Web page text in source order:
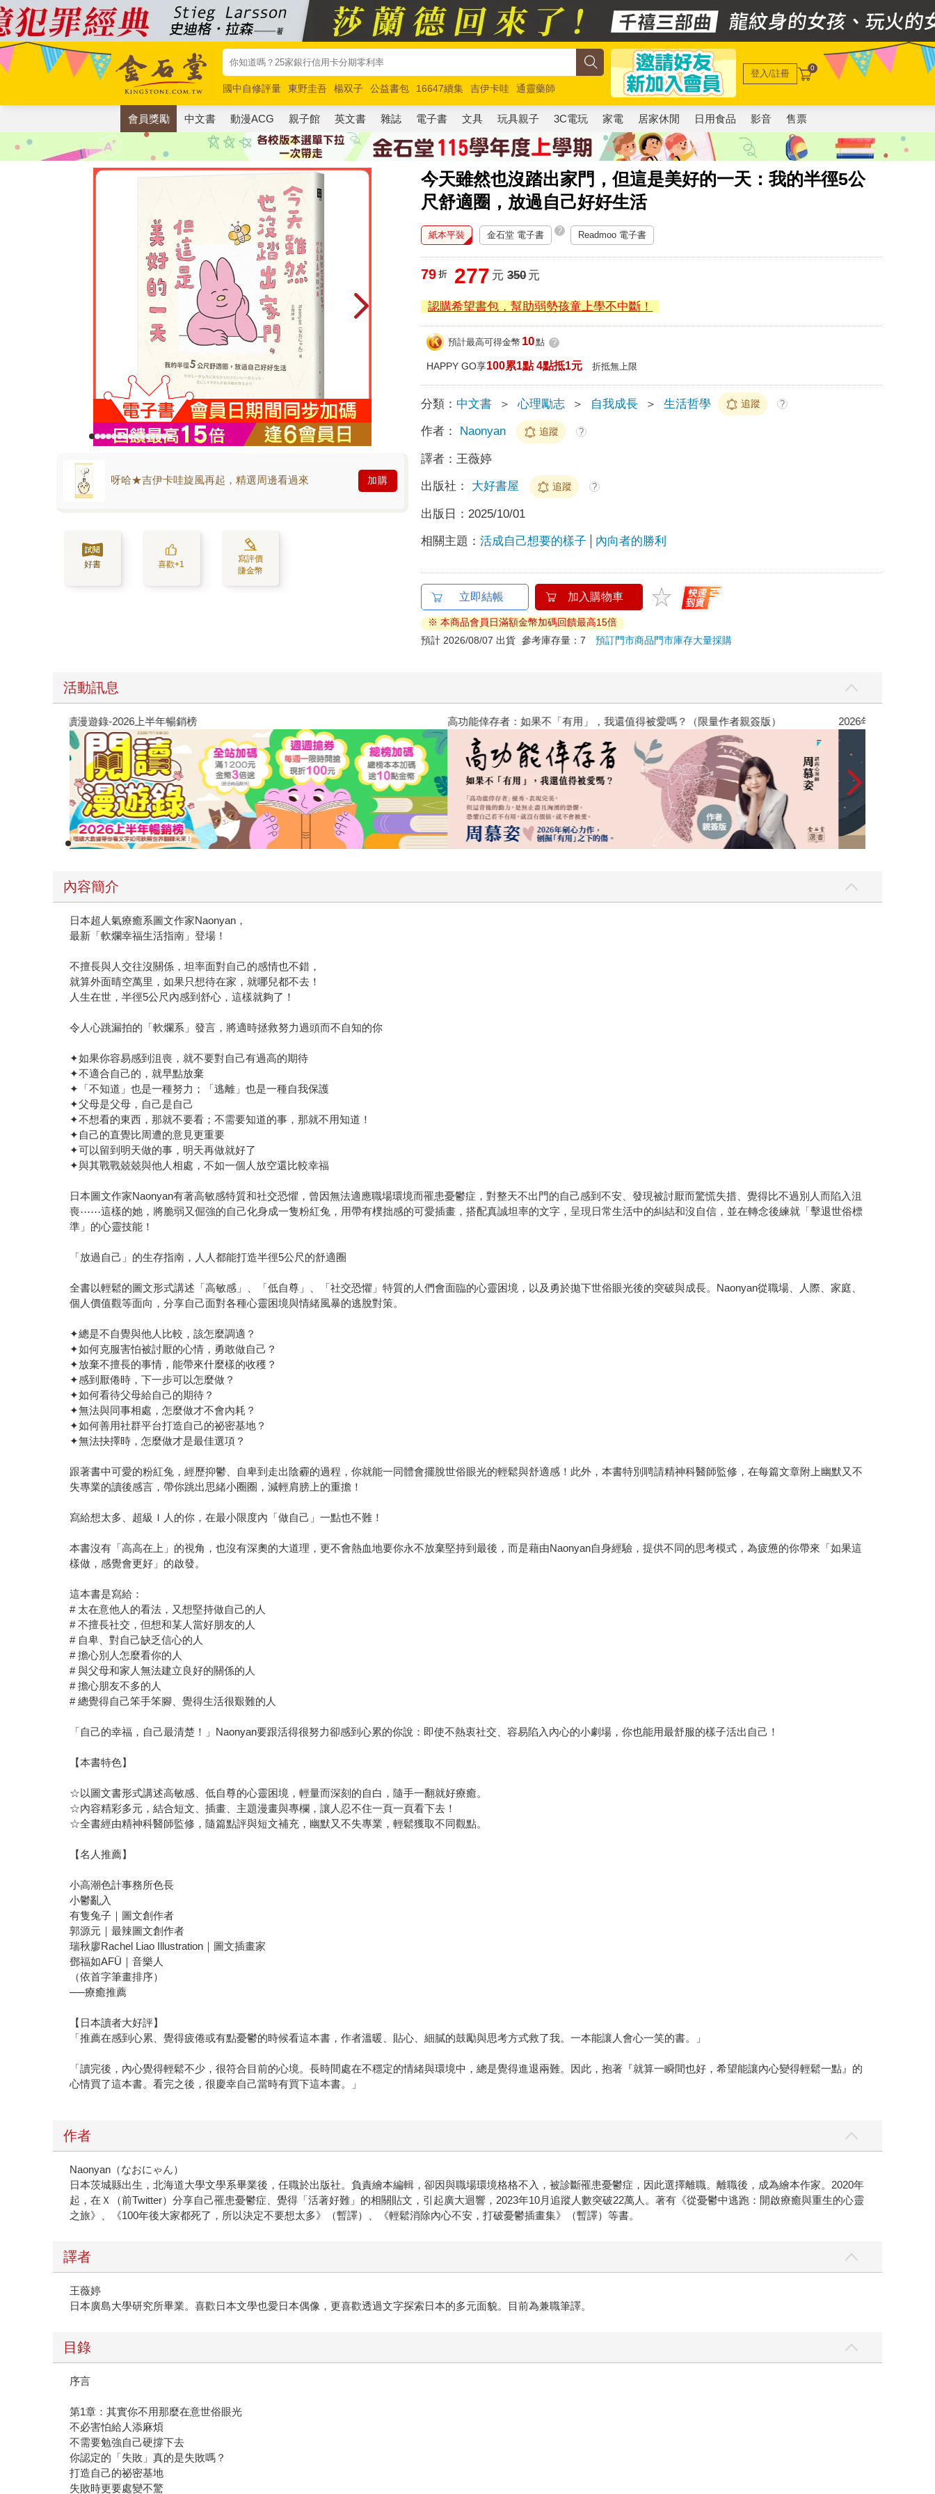
國中自修評量 東野圭吾 楊双子 公益書包 16647續集 吉伊卡哇
通靈藥師
唯紅花綻放
奧德賽 路邊攤新作 馬斯克 玩具總動員5 超慢跑
登入/註冊 0
會員獎勵 中文書 動漫ACG 親子館 英文書 雜誌 電子書 文具 玩具親子 3C電玩 家電 居家休閒 日用食品 影音 售票
今天雖然也沒踏出家門，但這是美好的一天：我的半徑5公
尺舒適圈，放過自己好好生活
呀哈★吉伊卡哇旋風再起，精選周邊看過來 加購
好書 喜歡+1
寫評價
賺金幣
紙本平裝 金石堂 電子書 ? Readmoo 電子書
79 折 277 元 350元
認購希望書包，幫助弱勢孩童上學不中斷！
預計最高可得金幣 10點 ?
HAPPY GO享100累1點 4點抵1元 折抵無上限
分類： 中文書 ＞ 心理勵志 ＞ 自我成長 ＞ 生活哲學 追蹤 ?
作者： Naonyan 追蹤 ?
譯者： 王薇婷
出版社： 大好書屋 追蹤 ?
出版日： 2025/10/01
相關主題：活成自己想要的樣子 內向者的勝利
立即結帳 加入購物車
※ 本商品會員日滿額金幣加碼回饋最高15倍
預計 2026/08/07 出貨 參考庫存量：7預訂門市商品門市庫存大量採購
活動訊息
閱讀漫遊錄-2026上半年暢銷榜 高功能倖存者：如果不「有用」，我還值得被愛嗎？（限量作者親簽版） 2026年8月金石
內容簡介
日本超人氣療癒系圖文作家Naonyan，
最新「軟爛幸福生活指南」登場！
不擅長與人交往沒關係，坦率面對自己的感情也不錯，
就算外面晴空萬里，如果只想待在家，就哪兒都不去！
人生在世，半徑5公尺內感到舒心，這樣就夠了！
令人心跳漏拍的「軟爛系」發言，將適時拯救努力過頭而不自知的你
✦如果你容易感到沮喪，就不要對自己有過高的期待
✦不適合自己的，就早點放棄
✦「不知道」也是一種努力；「逃離」也是一種自我保護
✦父母是父母，自己是自己
✦不想看的東西，那就不要看；不需要知道的事，那就不用知道！
✦自己的直覺比周遭的意見更重要
✦可以留到明天做的事，明天再做就好了
✦與其戰戰兢兢與他人相處，不如一個人放空還比較幸福
日本圖文作家Naonyan有著高敏感特質和社交恐懼，曾因無法適應職場環境而罹患憂鬱症，對整天不出門的自己感到不安、發現被討厭而驚慌失措、覺得比不過別人而陷入沮
喪⋯⋯這樣的她，將脆弱又倔強的自己化身成一隻粉紅兔，用帶有樸拙感的可愛插畫，搭配真誠坦率的文字，呈現日常生活中的糾結和沒自信，並在轉念後練就「擊退世俗標
準」的心靈技能！
「放過自己」的生存指南，人人都能打造半徑5公尺的舒適圈
全書以輕鬆的圖文形式講述「高敏感」、「低自尊」、「社交恐懼」特質的人們會面臨的心靈困境，以及勇於拋下世俗眼光後的突破與成長。Naonyan從職場、人際、家庭、
個人價值觀等面向，分享自己面對各種心靈困境與情緒風暴的逃脫對策。
✦總是不自覺與他人比較，該怎麼調適？
✦如何克服害怕被討厭的心情，勇敢做自己？
✦放棄不擅長的事情，能帶來什麼樣的收穫？
✦感到厭倦時，下一步可以怎麼做？
✦如何看待父母給自己的期待？
✦無法與同事相處，怎麼做才不會內耗？
✦如何善用社群平台打造自己的祕密基地？
✦無法抉擇時，怎麼做才是最佳選項？
跟著書中可愛的粉紅兔，經歷抑鬱、自卑到走出陰霾的過程，你就能一同體會擺脫世俗眼光的輕鬆與舒適感！此外，本書特別聘請精神科醫師監修，在每篇文章附上幽默又不
失專業的讀後感言，帶你跳出思緒小圈圈，減輕肩膀上的重擔！
寫給想太多、超級Ｉ人的你，在最小限度內「做自己」一點也不難！
本書沒有「高高在上」的視角，也沒有深奧的大道理，更不會熱血地要你永不放棄堅持到最後，而是藉由Naonyan自身經驗，提供不同的思考模式，為疲憊的你帶來「如果這
樣做，感覺會更好」的啟發。
這本書是寫給：
# 太在意他人的看法，又想堅持做自己的人
# 不擅長社交，但想和某人當好朋友的人
# 自卑、對自己缺乏信心的人
# 擔心別人怎麼看你的人
# 與父母和家人無法建立良好的關係的人
# 擔心朋友不多的人
# 總覺得自己笨手笨腳、覺得生活很艱難的人
「自己的幸福，自己最清楚！」Naonyan要跟活得很努力卻感到心累的你說：即使不熱衷社交、容易陷入內心的小劇場，你也能用最舒服的樣子活出自己！
【本書特色】
☆以圖文書形式講述高敏感、低自尊的心靈困境，輕量而深刻的自白，隨手一翻就好療癒。
☆內容精彩多元，結合短文、插畫、主題漫畫與專欄，讓人忍不住一頁一頁看下去！
☆全書經由精神科醫師監修，隨篇點評與短文補充，幽默又不失專業，輕鬆獲取不同觀點。
【名人推薦】
小高潮色計事務所色長
小鬱亂入
有隻兔子｜圖文創作者
郭源元｜最辣圖文創作者
瑞秋廖Rachel Liao Illustration｜圖文插畫家
鄧福如AFÜ｜音樂人
（依首字筆畫排序）
──療癒推薦
【日本讀者大好評】
「推薦在感到心累、覺得疲倦或有點憂鬱的時候看這本書，作者溫暖、貼心、細膩的鼓勵與思考方式救了我。一本能讓人會心一笑的書。」
「讀完後，內心覺得輕鬆不少，很符合目前的心境。長時間處在不穩定的情緒與環境中，總是覺得進退兩難。因此，抱著『就算一瞬間也好，希望能讓內心變得輕鬆一點』的
心情買了這本書。看完之後，很慶幸自己當時有買下這本書。」
作者
Naonyan（なおにゃん）
日本茨城縣出生，北海道大學文學系畢業後，任職於出版社。負責繪本編輯，卻因與職場環境格格不入，被診斷罹患憂鬱症，因此選擇離職。離職後，成為繪本作家。2020年
起，在Ｘ（前Twitter）分享自己罹患憂鬱症、覺得「活著好難」的相關貼文，引起廣大迴響，2023年10月追蹤人數突破22萬人。著有《從憂鬱中逃跑：開啟療癒與重生的心靈
之旅》、《100年後大家都死了，所以決定不要想太多》（暫譯）、《輕鬆消除內心不安，打破憂鬱插畫集》（暫譯）等書。
譯者
王薇婷
日本廣島大學研究所畢業。喜歡日本文學也愛日本偶像，更喜歡透過文字探索日本的多元面貌。目前為兼職筆譯。
目錄
序言
第1章：其實你不用那麼在意世俗眼光
不必害怕給人添麻煩
不需要勉強自己硬撐下去
你認定的「失敗」真的是失敗嗎？
打造自己的祕密基地
失敗時更要處變不驚